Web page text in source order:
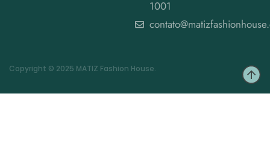
1001
Copyright © 2025 MATIZ Fashion House.